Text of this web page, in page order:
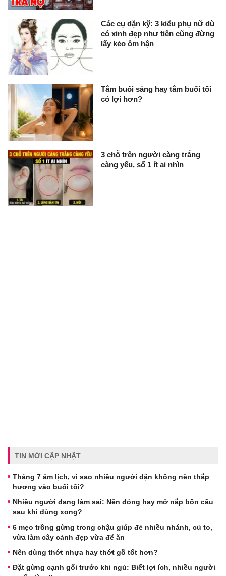
Các cụ dặn kỹ: 3 kiểu phụ nữ dù
có xinh đẹp như tiên cũng đừng
lấy kẻo ôm hận
Tắm buổi sáng hay tắm buổi tối
có lợi hơn?
3 chỗ trên người càng trắng
càng yếu, số 1 ít ai nhìn
TIN MỚI CẬP NHẬT
Tháng 7 âm lịch, vì sao nhiều người dặn không nên thắp
hương vào buổi tối?
Nhiều người đang làm sai: Nên đóng hay mở nắp bồn cầu
sau khi dùng xong?
6 mẹo trồng gừng trong chậu giúp đẻ nhiều nhánh, củ to,
vừa làm cây cảnh đẹp vừa để ăn
Nên dùng thớt nhựa hay thớt gỗ tốt hơn?
Đặt gừng cạnh gối trước khi ngủ: Biết lợi ích, nhiều người